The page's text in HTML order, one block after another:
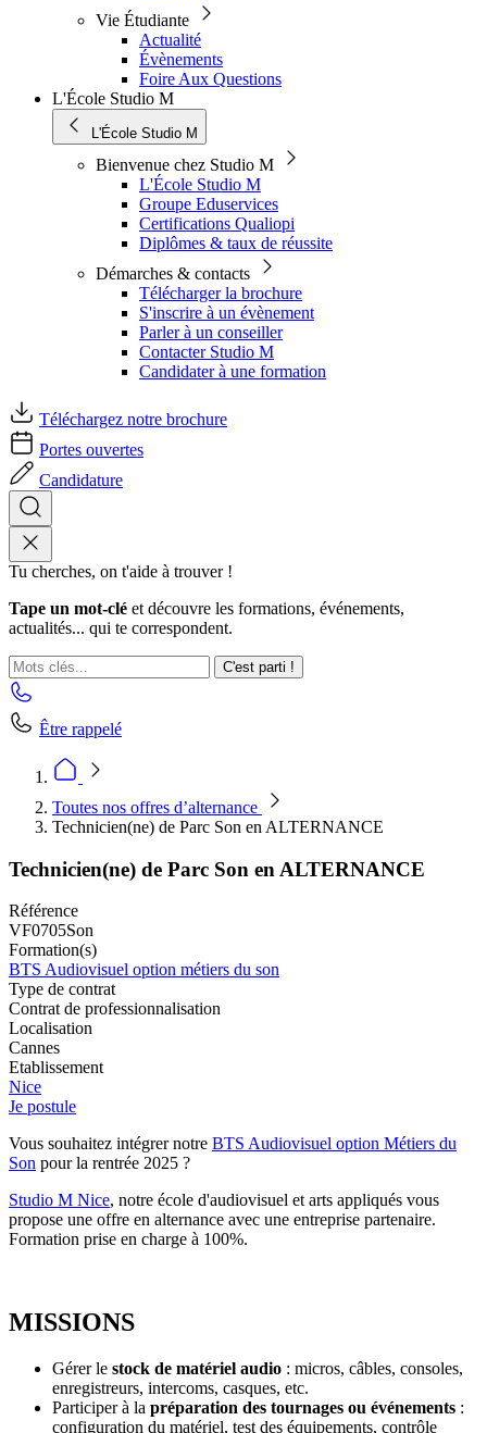
Vie Étudiante
Actualité
Évènements
Foire Aux Questions
L'École Studio M
L'École Studio M
Bienvenue chez Studio M
L'École Studio M
Groupe Eduservices
Certifications Qualiopi
Diplômes & taux de réussite
Démarches & contacts
Télécharger la brochure
S'inscrire à un évènement
Parler à un conseiller
Contacter Studio M
Candidater à une formation
Téléchargez notre brochure
Portes ouvertes
Candidature
Tu cherches, on t'aide à trouver !
Tape un mot-clé et découvre les formations, événements,
actualités... qui te correspondent.
C'est parti !
Être rappelé
Toutes nos offres d’alternance
Technicien(ne) de Parc Son en ALTERNANCE
Technicien(ne) de Parc Son en ALTERNANCE
Référence
VF0705Son
Formation(s)
BTS Audiovisuel option métiers du son
Type de contrat
Contrat de professionnalisation
Localisation
Cannes
Etablissement
Nice
Je postule
Vous souhaitez intégrer notre BTS Audiovisuel option Métiers du
Son pour la rentrée 2025 ?
Studio M Nice, notre école d'audiovisuel et arts appliqués vous
propose une offre en alternance avec une entreprise partenaire.
Formation prise en charge à 100%.
MISSIONS
Gérer le stock de matériel audio : micros, câbles, consoles,
enregistreurs, intercoms, casques, etc.
Participer à la préparation des tournages ou événements :
configuration du matériel, test des équipements, contrôle